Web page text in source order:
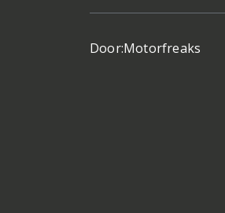
Door:Motorfreaks